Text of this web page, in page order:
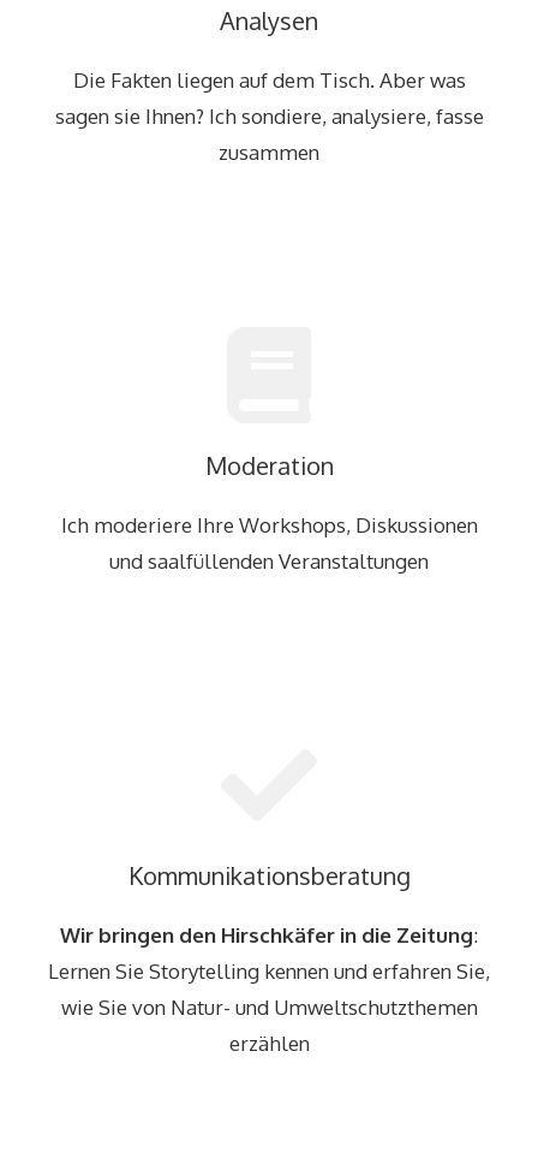
Analysen
Die Fakten liegen auf dem Tisch. Aber was
sagen sie Ihnen? Ich sondiere, analysiere, fasse
zusammen
Moderation
Ich moderiere Ihre Workshops, Diskussionen
und saalfüllenden Veranstaltungen
Kommunikationsberatung
Wir bringen den Hirschkäfer in die Zeitung:
Lernen Sie Storytelling kennen und erfahren Sie,
wie Sie von Natur- und Umweltschutzthemen
erzählen